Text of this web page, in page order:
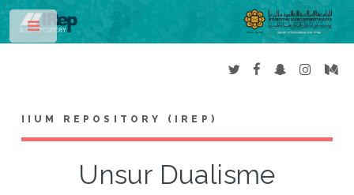
IIUM REPOSITORY (IREP)
Unsur Dualisme
Toggle